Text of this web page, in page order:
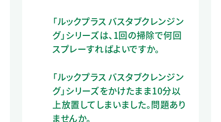
「ルックプラス バスタブクレンジン
グ」シリーズは、1回の掃除で何回
スプレーすればよいですか。
「ルックプラス バスタブクレンジン
グ」シリーズをかけたまま10分以
上放置してしまいました。問題あり
ませんか。